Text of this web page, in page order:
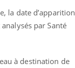
la date d’apparition
par Santé
à destination de